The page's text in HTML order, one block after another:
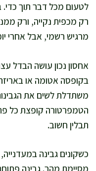
לטעום מכל דבר תוך כדי.
רק מכפית נקייה, ורק
מרגיש רשמי, אבל אחרי
אחסון נכון עושה הבדל
בקופסה אטומה או
משתדלת לשים את
הטמפרטורה קופצת כל
תבלין חשוב.
כשקונים גבינה
מסיימת מהר. גבינה